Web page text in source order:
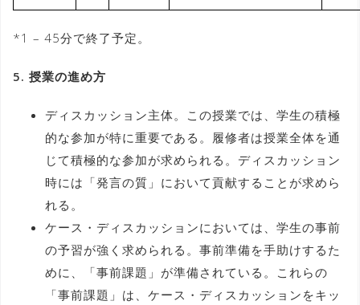
*1 – 45分で終了予定。
5. 授業の進め方
ディスカッション主体。この授業では、学生の積極
的な参加が特に重要である。履修者は授業全体を通
じて積極的な参加が求められる。ディスカッション
時には「発言の質」において貢献することが求めら
れる。
ケース・ディスカッションにおいては、学生の事前
の予習が強く求められる。事前準備を手助けするた
めに、「事前課題」が準備されている。これらの
「事前課題」は、ケース・ディスカッションをキッ